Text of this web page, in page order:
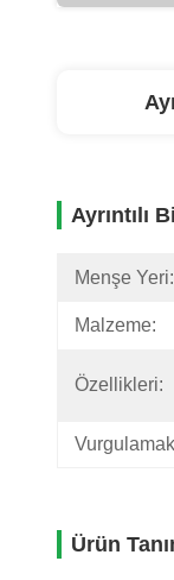
Ayrıntılı
Menşe Yeri:
Malzeme:
Özellikleri:
Ürün